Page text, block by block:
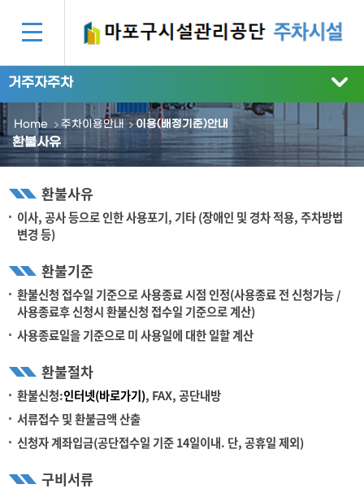
거주자주차
Home 주차이용안내 이용(배정기준)안내
환불사유
환불사유
이사, 공사 등으로 인한 사용포기, 기타 (장애인 및 경차 적용, 주차방법
변경 등)
환불기준
환불신청 접수일 기준으로 사용종료 시점 인정(사용종료 전 신청가능 /
사용종료후 신청시 환불신청 접수일 기준으로 계산)
사용종료일을 기준으로 미 사용일에 대한 일할 계산
환불절차
환불신청:인터넷(바로가기), FAX, 공단내방
서류접수 및 환불금액 산출
신청자 계좌입금(공단접수일 기준 14일이내. 단, 공휴일 제외)
구비서류